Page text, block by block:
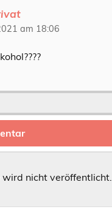
am 18:06
nicht veröffentlicht.